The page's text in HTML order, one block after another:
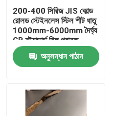
200-400 সিরিজ JIS কোল্ড
রোলড স্টেইনলেস স্টিল শীট ধাতু
1000mm-6000mm দৈর্ঘ্য
GB স্ট্যান্ডার্ড মিল প্রান্ত
অনুসন্ধান পাঠান